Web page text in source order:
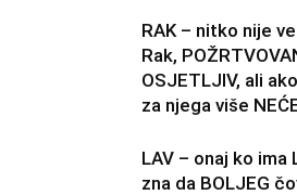
RAK – nitko nije
Rak,
OSJETLJIV, ali
za njega više
LAV – onaj ko ima
zna da BOLJEG